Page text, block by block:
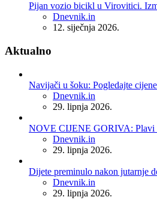
Pijan vozio bicikl u Virovitici.
Posted
Dnevnik.in
12. siječnja 2026.
Aktualno
Navijači u šoku: Pogledajte
Posted
Dnevnik.in
29. lipnja 2026.
NOVE CIJENE GORIVA: Plavi
Posted
Dnevnik.in
29. lipnja 2026.
Dijete preminulo nakon jutarnje
Posted
Dnevnik.in
29. lipnja 2026.